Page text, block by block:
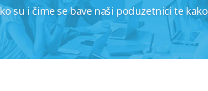
su i čime se bave naši poduzetnici te